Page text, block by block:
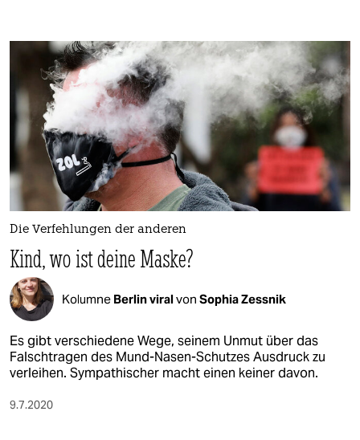
Die Verfehlungen der anderen
Kind, wo ist deine Maske?
Kolumne Berlin viralvon Sophia Zessnik
Es gibt verschiedene Wege, seinem Unmut über das
Falschtragen des Mund-Nasen-Schutzes Ausdruck zu
verleihen. Sympathischer macht einen keiner davon.
9.7.2020